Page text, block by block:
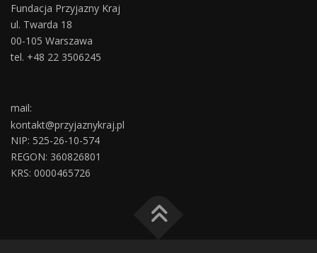
Fundacja Przyjazny Kraj
ul. Twarda 18
00-105 Warszawa
tel. +48 22 3506245
mail:
kontakt@przyjaznykraj.pl
NIP: 525-26-10-574
REGON: 360826801
KRS: 0000465726